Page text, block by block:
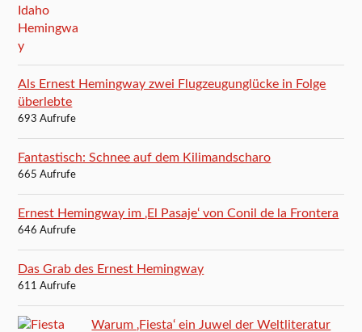
Als Ernest Hemingway zwei Flugzeugunglücke in Folge
überlebte
693 Aufrufe
Fantastisch: Schnee auf dem Kilimandscharo
665 Aufrufe
Ernest Hemingway im ‚El Pasaje‘ von Conil de la Frontera
646 Aufrufe
Das Grab des Ernest Hemingway
611 Aufrufe
Warum ‚Fiesta‘ ein Juwel der Weltliteratur